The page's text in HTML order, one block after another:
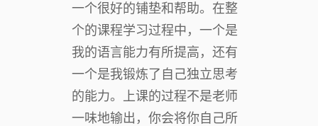
一个很好的铺垫和帮助。在整
个的课程学习过程中，一个是
我的语言能力有所提高，还有
一个是我锻炼了自己独立思考
的能力。上课的过程不是老师
一味地输出，你会将你自己所